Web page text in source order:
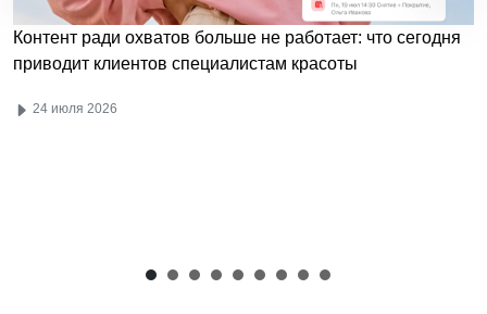
Контент ради охватов больше не работает: что сегодня
приводит клиентов специалистам красоты
24 июля 2026